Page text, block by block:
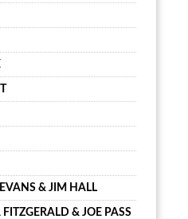
& JIM HALL
& JOE PASS